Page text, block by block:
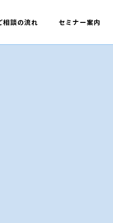
相談の流れ セミナー案内